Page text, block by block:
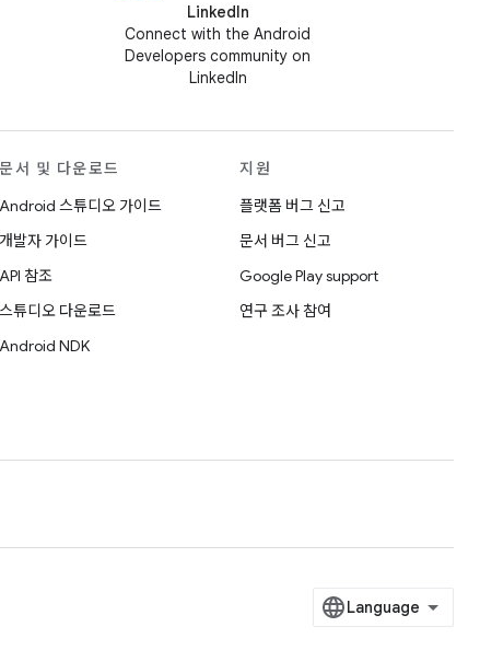
LinkedIn
Connect with the Android
Developers community on
LinkedIn
문서 및 다운로드
Android 스튜디오 가이드
개발자 가이드
API 참조
스튜디오 다운로드
Android NDK
지원
플랫폼 버그 신고
문서 버그 신고
Google Play support
연구 조사 참여